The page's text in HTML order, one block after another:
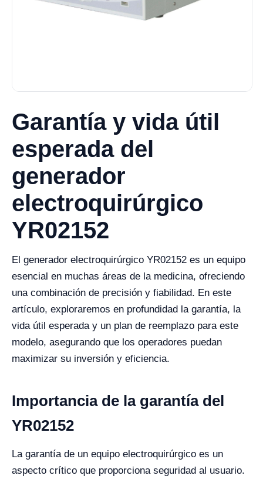
Garantía y vida útil
esperada del
generador
electroquirúrgico
YR02152
El generador electroquirúrgico YR02152 es un equipo
esencial en muchas áreas de la medicina, ofreciendo
una combinación de precisión y fiabilidad. En este
artículo, exploraremos en profundidad la garantía, la
vida útil esperada y un plan de reemplazo para este
modelo, asegurando que los operadores puedan
maximizar su inversión y eficiencia.
Importancia de la garantía del
YR02152
La garantía de un equipo electroquirúrgico es un
aspecto crítico que proporciona seguridad al usuario.